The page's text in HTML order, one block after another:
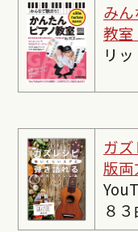
み
教室
リ
ガ
版両
８